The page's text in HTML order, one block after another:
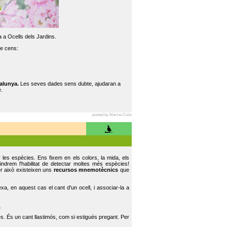
Ocells dels Jardins.
cens:
Les seves dades sens dubte, ajudaran a
posted by Marina Cuito
les espècies. Ens fixem en els colors, la mida, els
l'habilitat de detectar moltes més espècies!
això existeixen uns recursos mnemotècnics que
en aquest cas el cant d'un ocell, i associar-la a
És un cant llastimós, com si estigués pregant. Per